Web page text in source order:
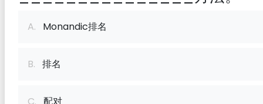
A. Monandic排名
B. 排名